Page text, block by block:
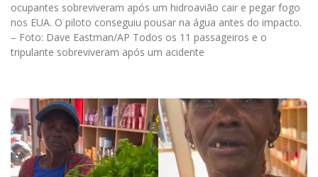
ocupantes sobreviveram após um hidroavião cair e pegar fogo
nos EUA. O piloto conseguiu pousar na água antes do impacto.
– Foto: Dave Eastman/AP Todos os 11 passageiros e o
tripulante sobreviveram após um acidente